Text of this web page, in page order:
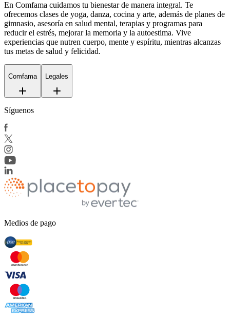
En Comfama cuidamos tu bienestar de manera integral. Te
ofrecemos clases de yoga, danza, cocina y arte, además de planes de
gimnasio, asesoría en salud mental, terapias y programas para
reducir el estrés, mejorar la memoria y la autoestima. Vive
experiencias que nutren cuerpo, mente y espíritu, mientras alcanzas
tus metas de salud y felicidad.
Comfama Legales
Síguenos
Medios de pago